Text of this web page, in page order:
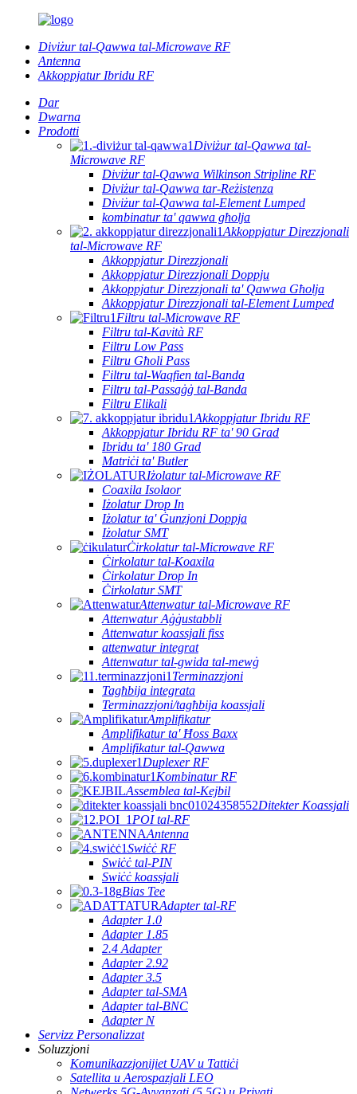
Diviżur tal-Qawwa tal-Microwave RF
Antenna
Akkoppjatur Ibridu RF
Dar
Dwarna
Prodotti
Diviżur tal-Qawwa tal-
Microwave RF
Diviżur tal-Qawwa Wilkinson Stripline RF
Diviżur tal-Qawwa tar-Reżistenza
Diviżur tal-Qawwa tal-Element Lumped
kombinatur ta' qawwa għolja
Akkoppjatur Direzzjonali
tal-Microwave RF
Akkoppjatur Direzzjonali
Akkoppjatur Direzzjonali Doppju
Akkoppjatur Direzzjonali ta' Qawwa Għolja
Akkoppjatur Direzzjonali tal-Element Lumped
Filtru tal-Microwave RF
Filtru tal-Kavità RF
Filtru Low Pass
Filtru Għoli Pass
Filtru tal-Waqfien tal-Banda
Filtru tal-Passaġġ tal-Banda
Filtru Elikali
Akkoppjatur Ibridu RF
Akkoppjatur Ibridu RF ta' 90 Grad
Ibridu ta' 180 Grad
Matriċi ta' Butler
Iżolatur tal-Microwave RF
Coaxila Isolaor
Iżolatur Drop In
Iżolatur ta' Ġunzjoni Doppja
Iżolatur SMT
Ċirkolatur tal-Microwave RF
Ċirkolatur tal-Koaxila
Ċirkolatur Drop In
Ċirkolatur SMT
Attenwatur tal-Microwave RF
Attenwatur Aġġustabbli
Attenwatur koassjali fiss
attenwatur integrat
Attenwatur tal-gwida tal-mewġ
Terminazzjoni
Tagħbija integrata
Terminazzjoni/tagħbija koassjali
Amplifikatur
Amplifikatur ta' Ħoss Baxx
Amplifikatur tal-Qawwa
Duplexer RF
Kombinatur RF
Assemblea tal-Kejbil
Ditekter Koassjali
POI tal-RF
Antenna
Swiċċ RF
Swiċċ tal-PIN
Swiċċ koassjali
Bias Tee
Adapter tal-RF
Adapter 1.0
Adapter 1.85
2.4 Adapter
Adapter 2.92
Adapter 3.5
Adapter tal-SMA
Adapter tal-BNC
Adapter N
Servizz Personalizzat
Soluzzjoni
Komunikazzjonijiet UAV u Tattiċi
Satellita u Aerospazjali LEO